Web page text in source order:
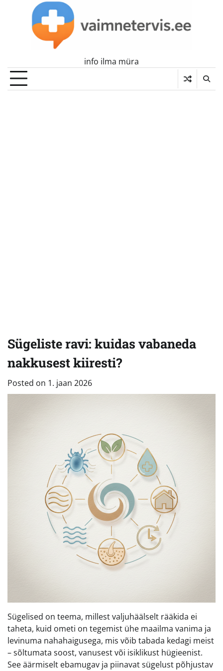
info ilma müra
Sügeliste ravi: kuidas vabaneda
nakkusest kiiresti?
Posted on 1. jaan 2026
Sügelised on teema, millest valjuhäälselt rääkida ei
taheta, kuid ometi on tegemist ühe maailma vanima ja
levinuma nahahaigusega, mis võib tabada kedagi meist
– sõltumata soost, vanusest või isiklikust hügieenist.
See äärmiselt ebamugav ja piinavat sügelust põhjustav